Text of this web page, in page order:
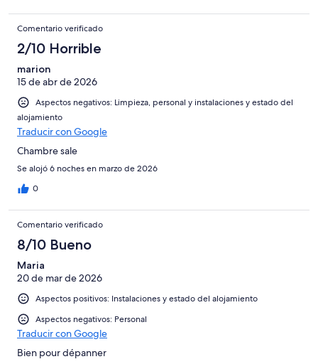
Comentario verificado
2/10 Horrible
marion
15 de abr de 2026
Aspectos negativos: Limpieza, personal y instalaciones y estado del
alojamiento
Traducir con Google
Chambre sale
Se alojó 6 noches en marzo de 2026
0
Comentario verificado
8/10 Bueno
Maria
20 de mar de 2026
Aspectos positivos: Instalaciones y estado del alojamiento
Aspectos negativos: Personal
Traducir con Google
Bien pour dépanner